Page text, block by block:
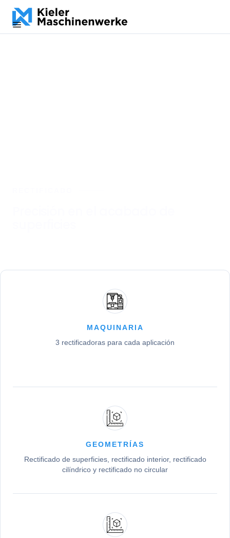
MAQUINARIA
3 rectificadoras para cada aplicación
GEOMETRÍAS
Rectificado de superficies, rectificado interior, rectificado
cilíndrico y rectificado no circular